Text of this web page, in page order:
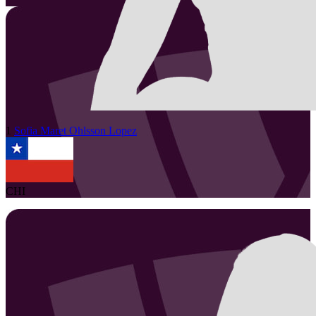
1 Sofia Maret Ohlsson Lopez
CHI